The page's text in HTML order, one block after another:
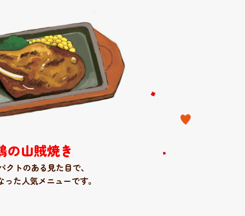
の山賊焼き
クトのある見た目で、
った人気メニューです。